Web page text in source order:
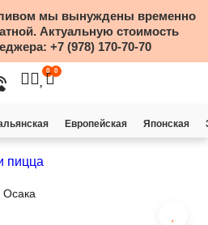
мы вынуждены временно
Актуальную стоимость
+7 (978) 170-70-70
0 0
Европейская Японская
Осака